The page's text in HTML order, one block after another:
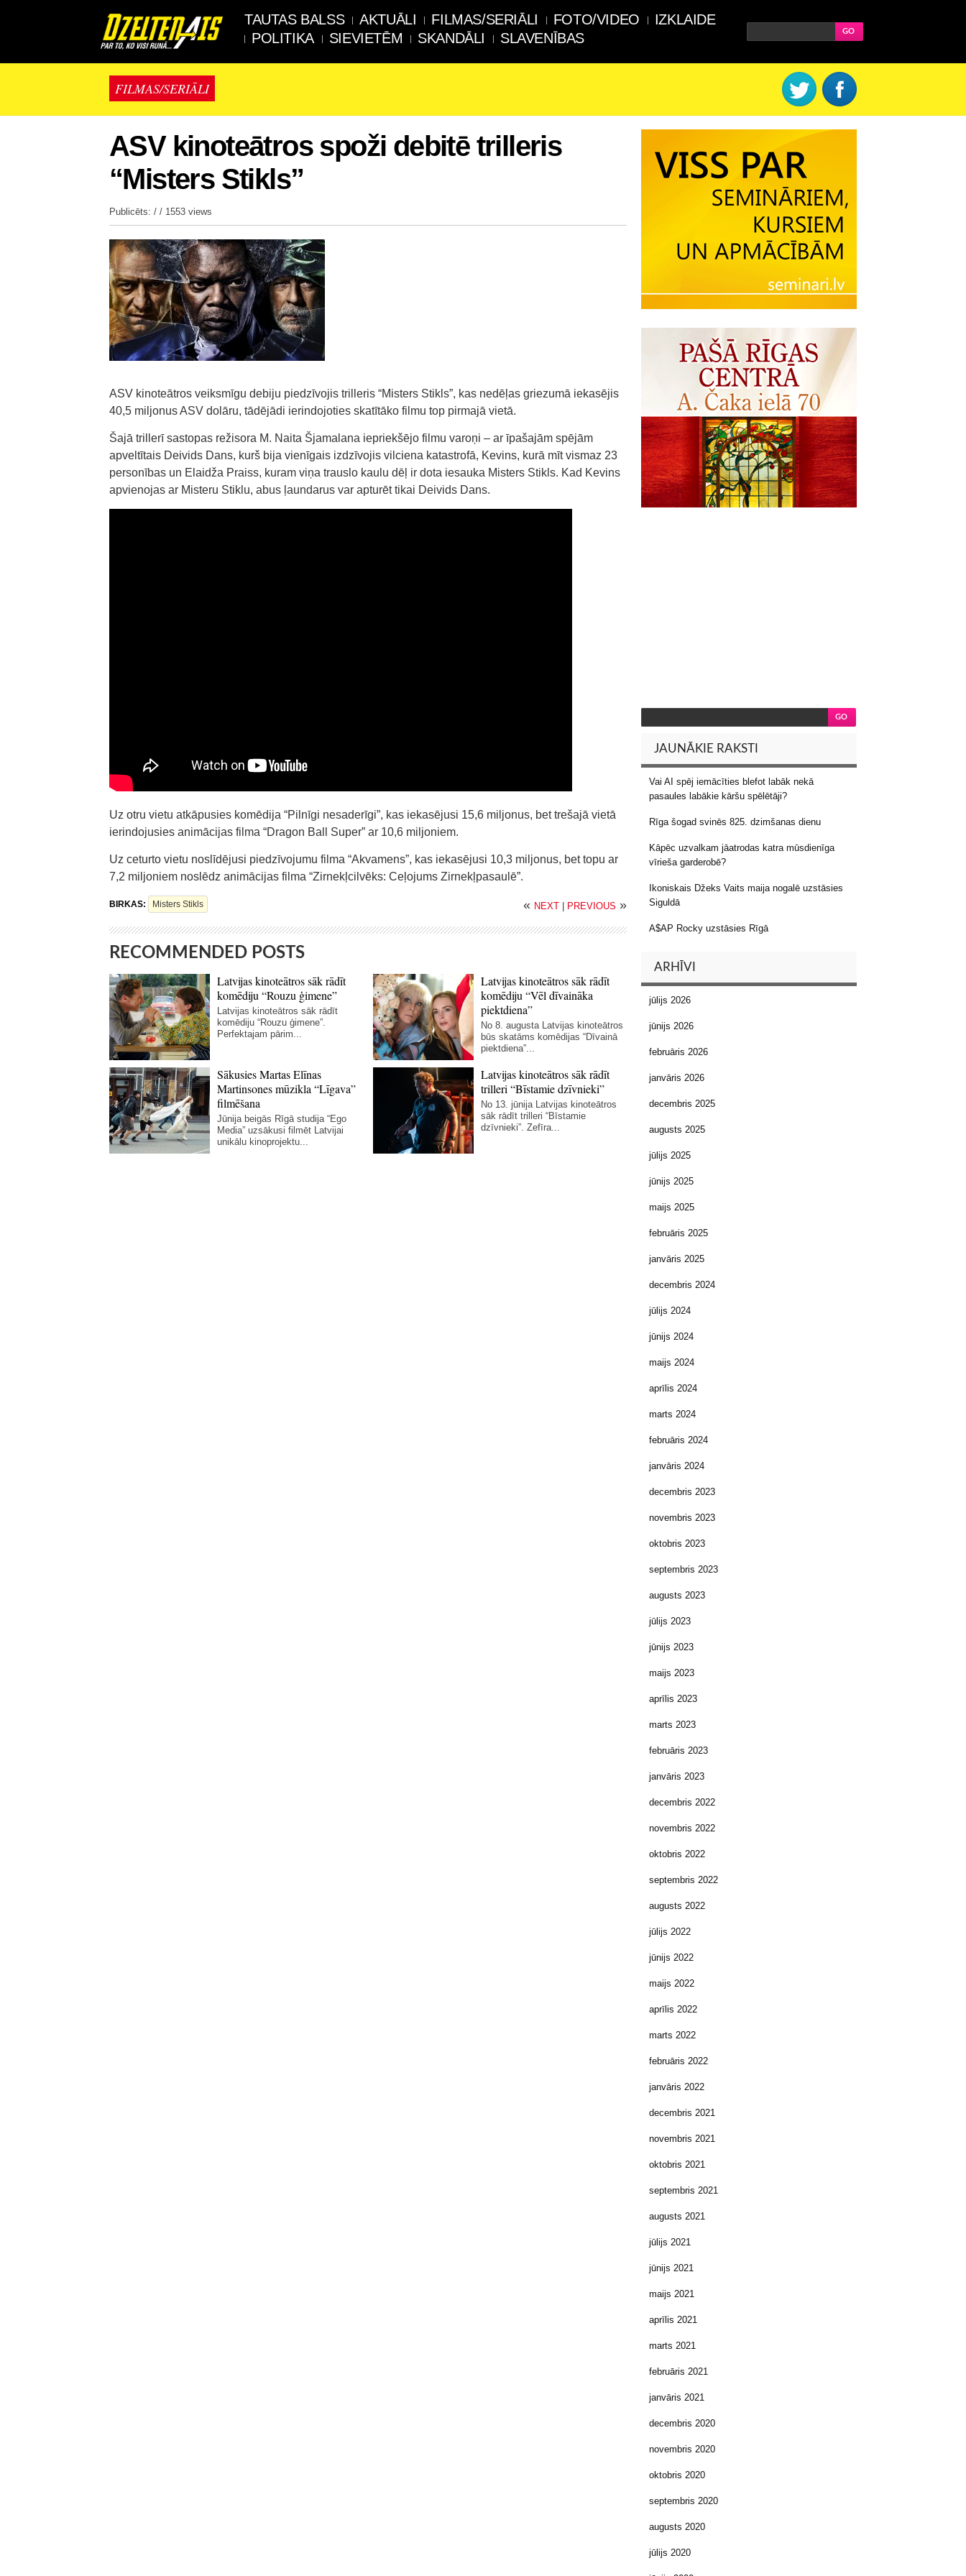
TAUTAS BALSS AKTUĀLI FILMAS/SERIĀLI FOTO/VIDEO
IZKLAIDE
POLITIKA
SIEVIETĒM SKANDĀLI SLAVENĪBAS
FILMAS/SERIĀLI
ASV kinoteātros spoži debitē trilleris
“Misters Stikls”
Publicēts: / / 1553 views
ASV kinoteātros veiksmīgu debiju piedzīvojis trilleris “Misters Stikls”, kas nedēļas griezumā iekasējis
40,5 miljonus ASV dolāru, tādējādi ierindojoties skatītāko filmu top pirmajā vietā.
Šajā trillerī sastopas režisora M. Naita Šjamalana iepriekšējo filmu varoņi – ar īpašajām spējām
apveltītais Deivids Dans, kurš bija vienīgais izdzīvojis vilciena katastrofā, Kevins, kurā mīt vismaz 23
personības un Elaidža Praiss, kuram viņa trauslo kaulu dēļ ir dota iesauka Misters Stikls. Kad Kevins
apvienojas ar Misteru Stiklu, abus ļaundarus var apturēt tikai Deivids Dans.
Uz otru vietu atkāpusies komēdija “Pilnīgi nesaderīgi”, kas iekasējusi 15,6 miljonus, bet trešajā vietā
ierindojusies animācijas filma “Dragon Ball Super” ar 10,6 miljoniem.
Uz ceturto vietu noslīdējusi piedzīvojumu filma “Akvamens”, kas iekasējusi 10,3 miljonus, bet topu ar
7,2 miljoniem noslēdz animācijas filma “Zirnekļcilvēks: Ceļojums Zirnekļpasaulē”.
BIRKAS: Misters Stikls « NEXT PREVIOUS »
RECOMMENDED POSTS
Latvijas kinoteātros sāk rādīt
komēdiju “Rouzu ģimene”
Latvijas kinoteātros sāk rādīt
komēdiju “Rouzu ģimene”.
Perfektajam pārim...
Latvijas kinoteātros sāk rādīt
komēdiju “Vēl dīvaināka
piektdiena”
No 8. augusta Latvijas kinoteātros
būs skatāms komēdijas “Dīvainā
piektdiena”...
Sākusies Martas Elīnas
Martinsones mūzikla “Līgava”
filmēšana
Jūnija beigās Rīgā studija “Ego
Media” uzsākusi filmēt Latvijai
unikālu kinoprojektu...
Latvijas kinoteātros sāk rādīt
trilleri “Bīstamie dzīvnieki”
No 13. jūnija Latvijas kinoteātros
sāk rādīt trilleri “Bīstamie
dzīvnieki”. Zefīra...
JAUNĀKIE RAKSTI
Vai AI spēj iemācīties blefot labāk nekā
pasaules labākie kāršu spēlētāji?
Rīga šogad svinēs 825. dzimšanas dienu
Kāpēc uzvalkam jāatrodas katra mūsdienīga
vīrieša garderobē?
Ikoniskais Džeks Vaits maija nogalē uzstāsies
Siguldā
A$AP Rocky uzstāsies Rīgā
ARHĪVI
jūlijs 2026
jūnijs 2026
februāris 2026
janvāris 2026
decembris 2025
augusts 2025
jūlijs 2025
jūnijs 2025
maijs 2025
februāris 2025
janvāris 2025
decembris 2024
jūlijs 2024
jūnijs 2024
maijs 2024
aprīlis 2024
marts 2024
februāris 2024
janvāris 2024
decembris 2023
novembris 2023
oktobris 2023
septembris 2023
augusts 2023
jūlijs 2023
jūnijs 2023
maijs 2023
aprīlis 2023
marts 2023
februāris 2023
janvāris 2023
decembris 2022
novembris 2022
oktobris 2022
septembris 2022
augusts 2022
jūlijs 2022
jūnijs 2022
maijs 2022
aprīlis 2022
marts 2022
februāris 2022
janvāris 2022
decembris 2021
novembris 2021
oktobris 2021
septembris 2021
augusts 2021
jūlijs 2021
jūnijs 2021
maijs 2021
aprīlis 2021
marts 2021
februāris 2021
janvāris 2021
decembris 2020
novembris 2020
oktobris 2020
septembris 2020
augusts 2020
jūlijs 2020